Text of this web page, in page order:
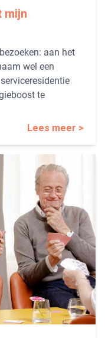
mijn
aan het
wel een
te
Lees meer >